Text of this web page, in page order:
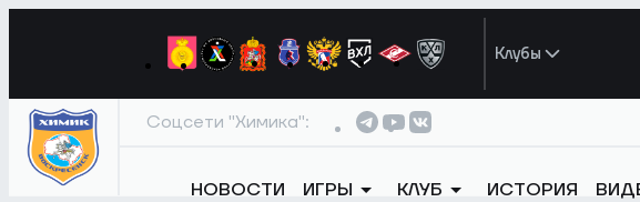
Клубы
Соцсети "Химика":
НОВОСТИ ИГРЫ КЛУБ ИСТОРИЯ